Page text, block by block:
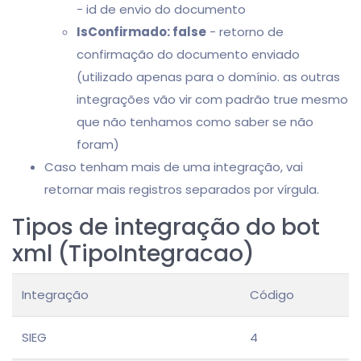
- id de envio do documento
IsConfirmado: false - retorno de
confirmação do documento enviado
(utilizado apenas para o domínio. as outras
integrações vão vir com padrão true mesmo
que não tenhamos como saber se não
foram)
Caso tenham mais de uma integração, vai
retornar mais registros separados por vírgula.
Tipos de integração do bot
xml (TipoIntegracao)
Integração Código
SIEG 4